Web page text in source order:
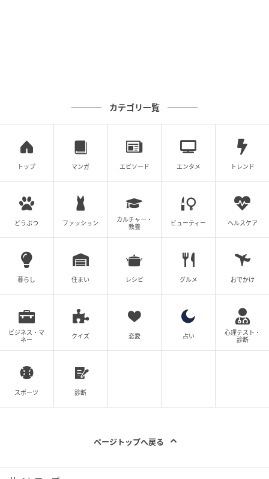
【脳トレ】角度を求める方法、覚えてる？→意外と忘
【脳トレ】角度を求める方法、覚えてる？→意外
と忘れがちな『図形問題』特集
次の記事
ん」
の記事をもっとみる
カテゴリ一覧
トップ マンガ エピソード エンタメ トレンド
どうぶつ ファッション
カルチャー・
教養
ビューティー ヘルスケア
暮らし 住まい レシピ グルメ おでかけ
ビジネス・マ
ネー
クイズ 恋愛 占い
心理テスト・
診断
スポーツ 診断
ページトップへ戻る